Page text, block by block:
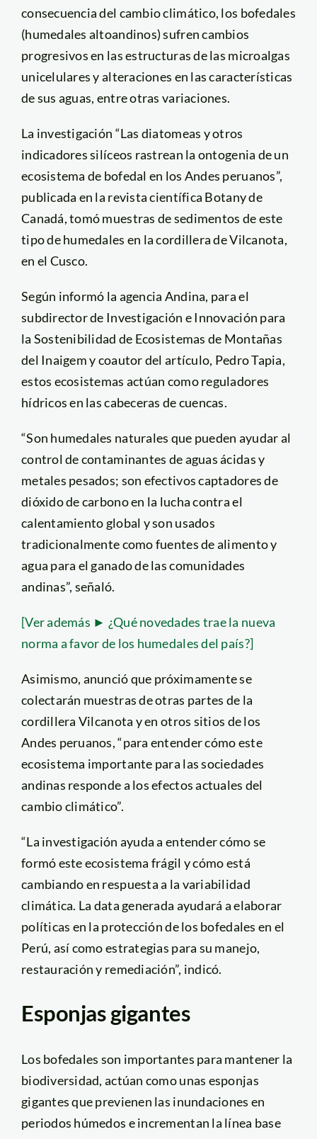
consecuencia del cambio climático, los bofedales
(humedales altoandinos) sufren cambios
progresivos en las estructuras de las microalgas
unicelulares y alteraciones en las características
de sus aguas, entre otras variaciones.
La investigación “Las diatomeas y otros
indicadores silíceos rastrean la ontogenia de un
ecosistema de bofedal en los Andes peruanos”,
publicada en la revista científica Botany de
Canadá, tomó muestras de sedimentos de este
tipo de humedales en la cordillera de Vilcanota,
en el Cusco.
Según informó la agencia Andina, para el
subdirector de Investigación e Innovación para
la Sostenibilidad de Ecosistemas de Montañas
del Inaigem y coautor del artículo, Pedro Tapia,
estos ecosistemas actúan como reguladores
hídricos en las cabeceras de cuencas.
“Son humedales naturales que pueden ayudar al
control de contaminantes de aguas ácidas y
metales pesados; son efectivos captadores de
dióxido de carbono en la lucha contra el
calentamiento global y son usados
tradicionalmente como fuentes de alimento y
agua para el ganado de las comunidades
andinas”, señaló.
[Ver además ► ¿Qué novedades trae la nueva
norma a favor de los humedales del país?]
Asimismo, anunció que próximamente se
colectarán muestras de otras partes de la
cordillera Vilcanota y en otros sitios de los
Andes peruanos, “para entender cómo este
ecosistema importante para las sociedades
andinas responde a los efectos actuales del
cambio climático”.
“La investigación ayuda a entender cómo se
formó este ecosistema frágil y cómo está
cambiando en respuesta a la variabilidad
climática. La data generada ayudará a elaborar
políticas en la protección de los bofedales en el
Perú, así como estrategias para su manejo,
restauración y remediación”, indicó.
Esponjas gigantes
Los bofedales son importantes para mantener la
biodiversidad, actúan como unas esponjas
gigantes que previenen las inundaciones en
periodos húmedos e incrementan la línea base